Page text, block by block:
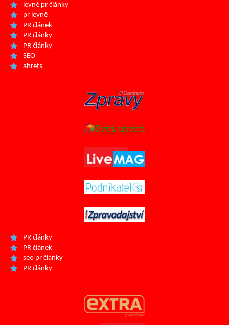
levné pr články
pr levně
PR článek
PR články
PR články
SEO
ahrefs
PR články
PR článek
seo pr články
PR články